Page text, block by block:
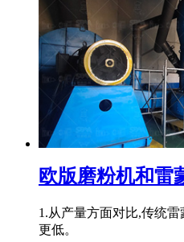
欧版磨粉机和雷
1.从产量方面对比,传统
更低。